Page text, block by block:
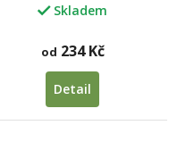
Skladem
od 234 Kč
Detail